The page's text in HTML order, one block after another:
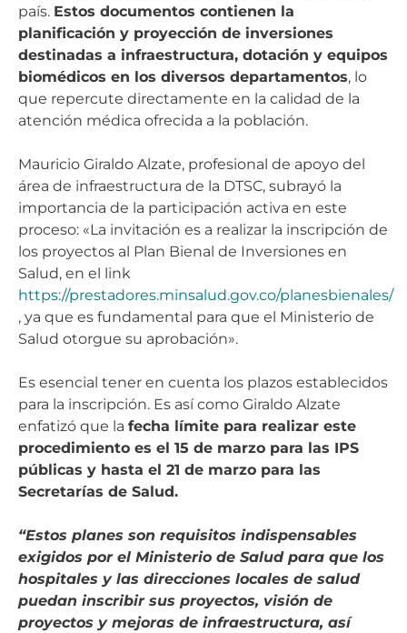
país. Estos documentos contienen la
planificación y proyección de inversiones
destinadas a infraestructura, dotación y equipos
biomédicos en los diversos departamentos, lo
que repercute directamente en la calidad de la
atención médica ofrecida a la población.
Mauricio Giraldo Alzate, profesional de apoyo del
área de infraestructura de la DTSC, subrayó la
importancia de la participación activa en este
proceso: «La invitación es a realizar la inscripción de
los proyectos al Plan Bienal de Inversiones en
Salud, en el link
https://prestadores.minsalud.gov.co/planesbienales/
, ya que es fundamental para que el Ministerio de
Salud otorgue su aprobación».
Es esencial tener en cuenta los plazos establecidos
para la inscripción. Es así como Giraldo Alzate
enfatizó que la fecha límite para realizar este
procedimiento es el 15 de marzo para las IPS
públicas y hasta el 21 de marzo para las
Secretarías de Salud.
“Estos planes son requisitos indispensables
exigidos por el Ministerio de Salud para que los
hospitales y las direcciones locales de salud
puedan inscribir sus proyectos, visión de
proyectos y mejoras de infraestructura, así